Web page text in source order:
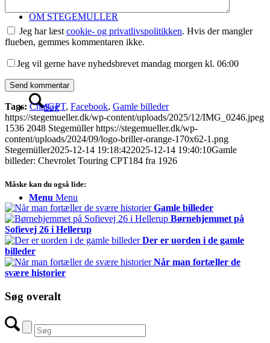
OM STEGEMÜLLER
Søg
Menu Menu
Jeg har læst cookie- og privatlivspolitikken. Hvis der mangler
flueben, gemmes kommentaren ikke.
Jeg vil gerne have nyhedsbrevet mandag morgen kl. 06:00
Tags: ChatGPT, Facebook, Gamle billeder
https://stegemueller.dk/wp-content/uploads/2025/12/IMG_0246.jpeg
1536 2048 Stegemüller https://stegemueller.dk/wp-
content/uploads/2024/09/logo-briller-orange-170x62-1.png
Stegemüller2025-12-14 19:18:422025-12-14 19:40:10Gamle
billeder: Chevrolet Touring CPT184 fra 1926
Måske kan du også lide:
Gamle billeder
Børnehjemmet på
Sofievej 26 i Hellerup
Der er uorden i de gamle
billeder
Når man fortæller de
svære historier
Søg overalt